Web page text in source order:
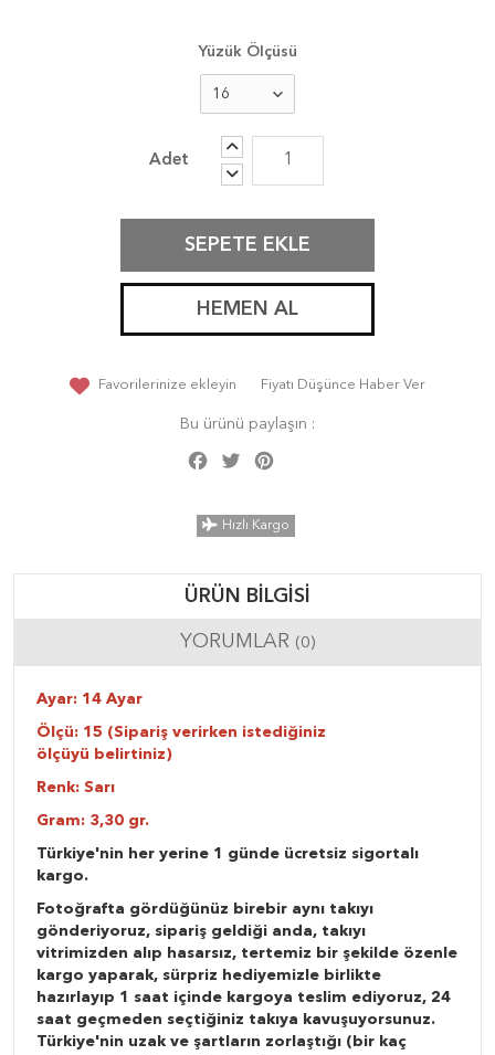
Yüzük Ölçüsü
SEPETE EKLE
HEMEN AL
Favorilerinize ekleyin Fiyatı Düşünce Haber Ver
Bu ürünü paylaşın :
Facebook
Twitter
Hızlı Kargo
ÜRÜN BILGISI
YORUMLAR (0)
Ayar: 14 Ayar
Ölçü: 15 (Sipariş verirken istediğiniz
ölçüyü belirtiniz)
Renk: Sarı
Gram: 3,30 gr.
Türkiye'nin her yerine 1 günde ücretsiz sigortalı
kargo.
Fotoğrafta gördüğünüz birebir aynı takıyı
gönderiyoruz, sipariş geldiği anda, takıyı
vitrimizden alıp hasarsız, tertemiz bir şekilde özenle
kargo yaparak, sürpriz hediyemizle birlikte
hazırlayıp 1 saat içinde kargoya teslim ediyoruz, 24
saat geçmeden seçtiğiniz takıya kavuşuyorsunuz.
Türkiye'nin uzak ve şartların zorlaştığı (bir kaç